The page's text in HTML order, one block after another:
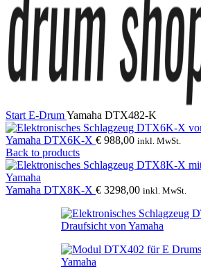
StartE-DrumYamaha DTX482-K
Yamaha DTX6K-X € 988,00 inkl. MwSt.
Back to products
Yamaha DTX8K-X € 3298,00 inkl. MwSt.